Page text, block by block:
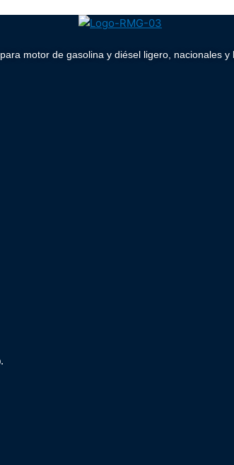
motor de gasolina y diésel ligero, nacionales